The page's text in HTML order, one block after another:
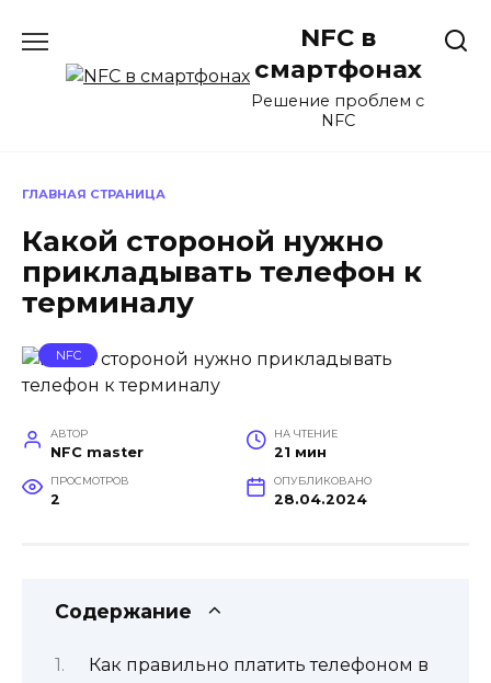
содержанию
NFC в
смартфонах
Решение проблем с
NFC
ГЛАВНАЯ СТРАНИЦА
Какой стороной нужно
прикладывать телефон к
терминалу
NFC
АВТОР
NFC master
НА ЧТЕНИЕ
21 мин
ПРОСМОТРОВ
2
ОПУБЛИКОВАНО
28.04.2024
Содержание
Как правильно платить телефоном в